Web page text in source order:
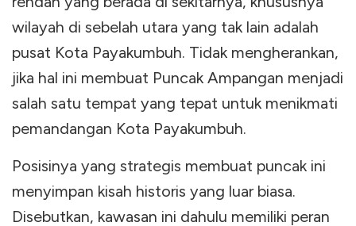
wilayah di sebelah utara yang tak lain adalah
pusat Kota Payakumbuh. Tidak mengherankan,
jika hal ini membuat Puncak Ampangan menjadi
salah satu tempat yang tepat untuk menikmati
pemandangan Kota Payakumbuh.
Posisinya yang strategis membuat puncak ini
menyimpan kisah historis yang luar biasa.
Disebutkan, kawasan ini dahulu memiliki peran